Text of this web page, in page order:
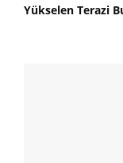
Yükselen Terazi